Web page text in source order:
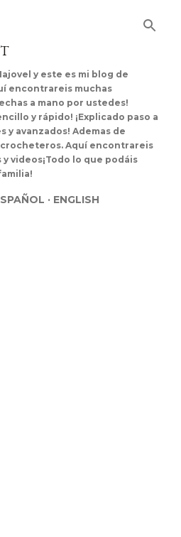
y este es mi blog de
encontrareis muchas
a mano por ustedes!
y rápido! ¡Explicado paso a
y avanzados! Ademas de
Aquí encontrareis
videos¡Todo lo que podáis
ENGLISH